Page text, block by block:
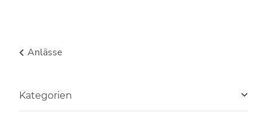
Anlässe
Kategorien